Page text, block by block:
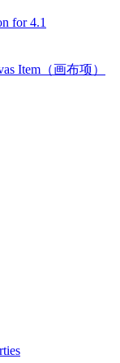
for 4.1
Item（画布项）